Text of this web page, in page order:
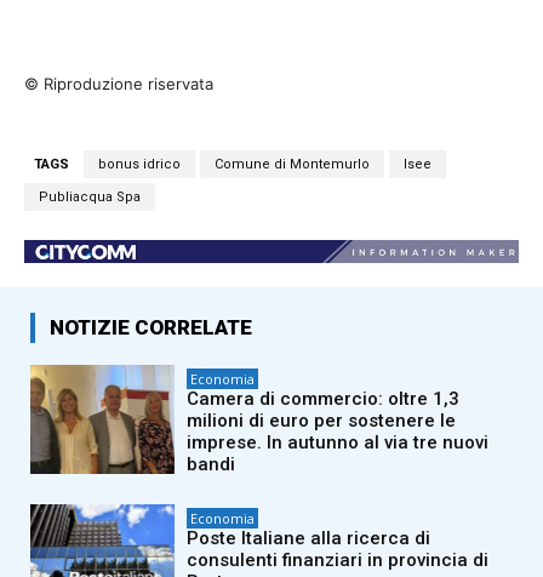
© Riproduzione riservata
TAGS bonus idrico Comune di Montemurlo Isee
Publiacqua Spa
NOTIZIE CORRELATE
Economia
Camera di commercio: oltre 1,3
milioni di euro per sostenere le
imprese. In autunno al via tre nuovi
bandi
Economia
Poste Italiane alla ricerca di
consulenti finanziari in provincia di